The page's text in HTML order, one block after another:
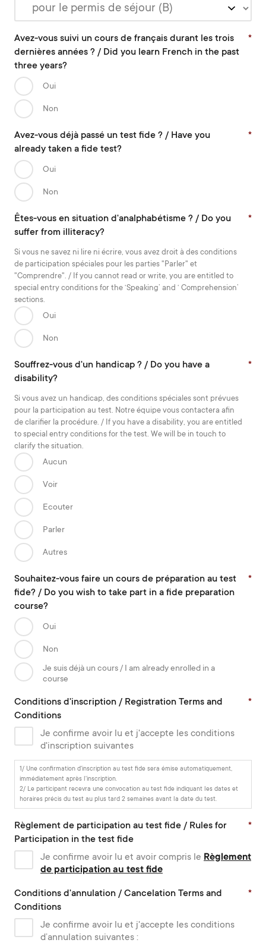
Avez-vous suivi un cours de français durant les trois
dernières années ? / Did you learn French in the past
three years?
*
Oui
Non
Avez-vous déjà passé un test fide ? / Have you
already taken a fide test?
*
Oui
Non
Êtes-vous en situation d'analphabétisme ? / Do you
suffer from illiteracy?
*
Si vous ne savez ni lire ni écrire, vous avez droit à des conditions
de participation spéciales pour les parties "Parler" et
"Comprendre". / If you cannot read or write, you are entitled to
special entry conditions for the ‘Speaking’ and ‘ Comprehension’
sections.
Oui
Non
Souffrez-vous d'un handicap ? / Do you have a
disability?
*
Si vous avez un handicap, des conditions spéciales sont prévues
pour la participation au test. Notre équipe vous contactera afin
de clarifier la procédure. / If you have a disability, you are entitled
to special entry conditions for the test. We will be in touch to
clarify the situation.­
Aucun
Voir
Ecouter
Parler
Autres
Souhaitez-vous faire un cours de préparation au test
fide? / Do you wish to take part in a fide preparation
course?
*
Oui
Non
Je suis déjà un cours / I am already enrolled in a
course
Conditions d'inscription / Registration Terms and
Conditions
*
Je confirme avoir lu et j'accepte les conditions
d'inscription suivantes
1/ Une confirmation d'inscription au test fide sera émise automatiquement,
immédiatement après l'inscription.
2/ Le participant recevra une convocation au test fide indiquant les dates et
horaires précis du test au plus tard 2 semaines avant la date du test.
Règlement de participation au test fide / Rules for
Participation in the test fide
*
Je confirme avoir lu et avoir compris le Règlement
de participation au test fide
Conditions d'annulation / Cancelation Terms and
Conditions
*
Je confirme avoir lu et j'accepte les conditions
d’annulation suivantes :